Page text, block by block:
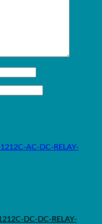
DC-DC-RELAY-